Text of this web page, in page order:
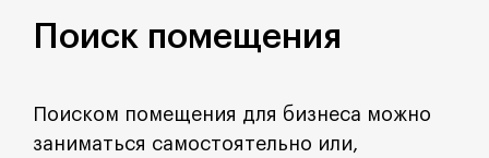
Поиск помещения
Поиском помещения для бизнеса можно
заниматься самостоятельно или,